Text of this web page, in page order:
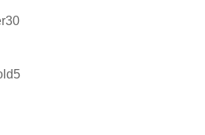
varer
3030
55